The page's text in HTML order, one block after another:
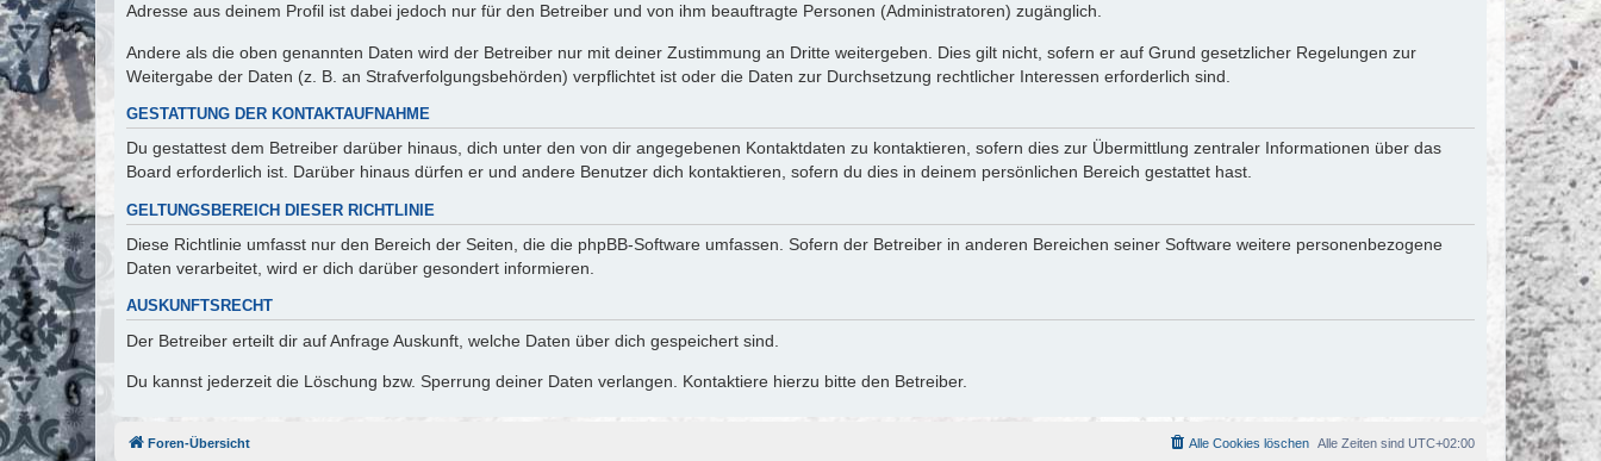
Adresse aus deinem Profil ist dabei jedoch nur für den Betreiber und von ihm beauftragte Personen (Administratoren) zugänglich.
Andere als die oben genannten Daten wird der Betreiber nur mit deiner Zustimmung an Dritte weitergeben. Dies gilt nicht, sofern er auf Grund gesetzlicher Regelungen zur
Weitergabe der Daten (z. B. an Strafverfolgungsbehörden) verpflichtet ist oder die Daten zur Durchsetzung rechtlicher Interessen erforderlich sind.
GESTATTUNG DER KONTAKTAUFNAHME
Du gestattest dem Betreiber darüber hinaus, dich unter den von dir angegebenen Kontaktdaten zu kontaktieren, sofern dies zur Übermittlung zentraler Informationen über das
Board erforderlich ist. Darüber hinaus dürfen er und andere Benutzer dich kontaktieren, sofern du dies in deinem persönlichen Bereich gestattet hast.
GELTUNGSBEREICH DIESER RICHTLINIE
Diese Richtlinie umfasst nur den Bereich der Seiten, die die phpBB-Software umfassen. Sofern der Betreiber in anderen Bereichen seiner Software weitere personenbezogene
Daten verarbeitet, wird er dich darüber gesondert informieren.
AUSKUNFTSRECHT
Der Betreiber erteilt dir auf Anfrage Auskunft, welche Daten über dich gespeichert sind.
Du kannst jederzeit die Löschung bzw. Sperrung deiner Daten verlangen. Kontaktiere hierzu bitte den Betreiber.
Foren-Übersicht Alle Zeiten sind UTC+02:00
Alle Cookies löschen